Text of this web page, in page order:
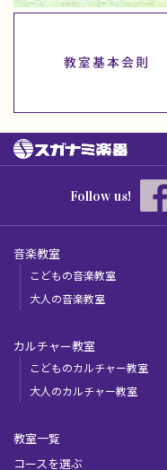
Follow us!
音楽教室
こどもの音楽教室
大人の音楽教室
カルチャー教室
こどものカルチャー教室
大人のカルチャー教室
教室一覧
コースを選ぶ